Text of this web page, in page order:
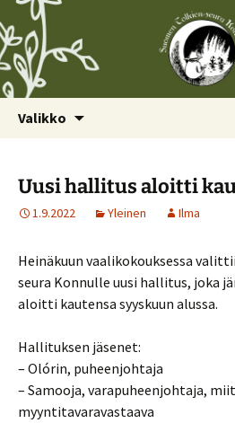
Valikko
Uusi hallitus aloitti
1.9.2022 Yleinen Ilma
Heinäkuun vaalikokouksessa
seura Konnulle uusi hallitus, joka
aloitti kautensa syyskuun alussa.
Hallituksen jäsenet:
– Olórin, puheenjohtaja
– Samooja, varapuheenjohtaja,
myyntitavaravastaava